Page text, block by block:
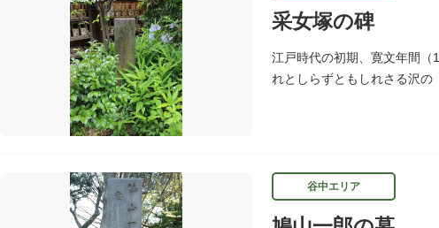
采女塚の碑
江戸時代の初期、寛文年間（
れとしらずともしれさる沢
谷中エリア